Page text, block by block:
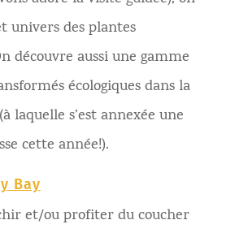
univers des plantes
découvre aussi une gamme
écologiques dans la
laquelle s’est annexée une
cette année!).
Bay
et/ou profiter du coucher